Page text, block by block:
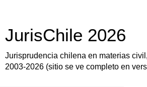
JurisChile 2026
Jurisprudencia chilena en materias
2003-2026 (sitio se ve completo en